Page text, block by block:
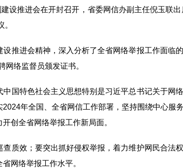
推进会在开封召开，省委网信办副主任倪玉联出
进会精神，深入分析了全省网络举报工作面临
网络监督员颁发证书。
特色社会主义思想特别是习近平总书记关于网
年全国、全省网信工作部署，坚持围绕中心服
创全省网络举报工作新局面。
效；要突出抓好侵权举报，着力维护网民合法
网络举报工作水平。